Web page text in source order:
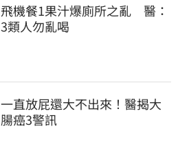
飛機餐1果汁爆廁所之亂　醫：
3類人勿亂喝
一直放屁還大不出來！醫揭大
腸癌3警訊